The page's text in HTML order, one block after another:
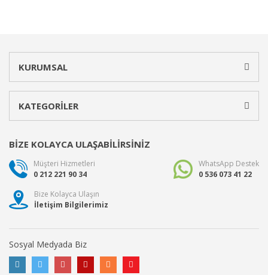
KURUMSAL
KATEGORİLER
BİZE KOLAYCA ULAŞABİLİRSİNİZ
Müşteri Hizmetleri
0 212 221 90 34
WhatsApp Destek
0 536 073 41 22
Bize Kolayca Ulaşın
İletişim Bilgilerimiz
Sosyal Medyada Biz